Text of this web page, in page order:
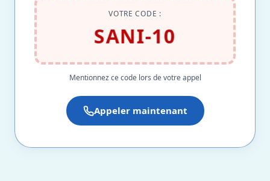
VOTRE CODE :
SANI-10
Mentionnez ce code lors de votre appel
Appeler maintenant